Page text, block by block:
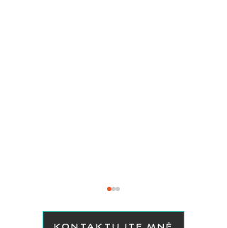
KONTAKTUJTE MNĚ